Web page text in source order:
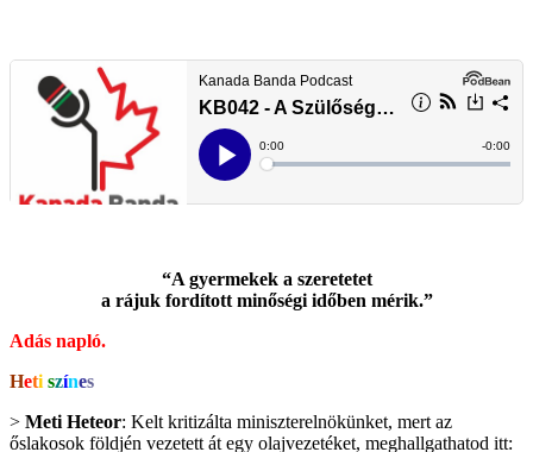
“A gyermekek a szeretetet
a rájuk fordított minőségi időben mérik.”
Adás napló.
Heti színes
> Meti Heteor: Kelt kritizálta miniszterelnökünket, mert az
őslakosok földjén vezetett át egy olajvezetéket, meghallgathatod itt: